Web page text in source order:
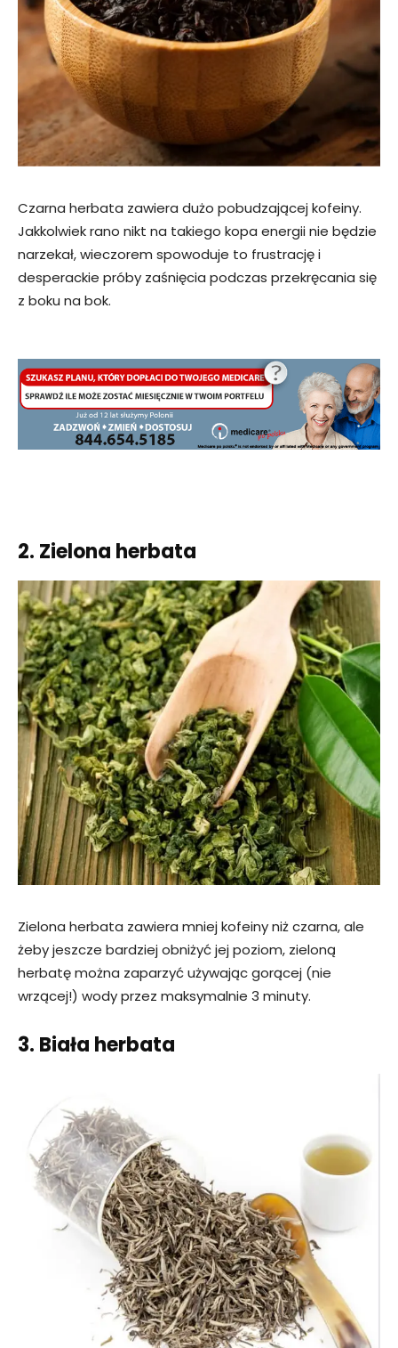
Czarna herbata zawiera dużo pobudzającej kofeiny.
Jakkolwiek rano nikt na takiego kopa energii nie będzie
narzekał, wieczorem spowoduje to frustrację i
desperackie próby zaśnięcia podczas przekręcania się
z boku na bok.
2. Zielona herbata
Zielona herbata zawiera mniej kofeiny niż czarna, ale
żeby jeszcze bardziej obniżyć jej poziom, zieloną
herbatę można zaparzyć używając gorącej (nie
wrzącej!) wody przez maksymalnie 3 minuty.
3. Biała herbata